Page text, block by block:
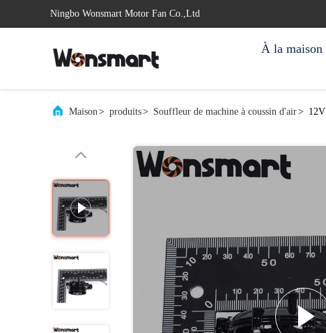
Ningbo Wonsmart Motor Fan Co.,Ltd
À la maison
Maison> produits> Souffleur de machine à coussin d'air>